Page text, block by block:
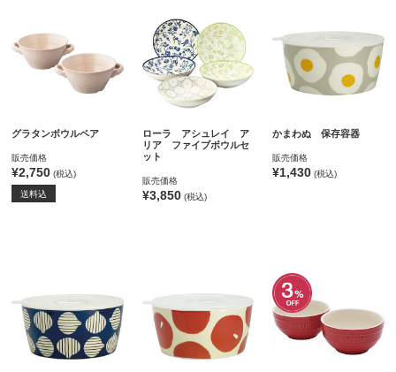
グラタンボウルペア
販売価格
¥2,750 (税込)
送料込
ローラ アシュレイ ア
リア ファイブボウルセ
ット
販売価格
¥3,850(税込)
かまわぬ 保存容器
販売価格
¥1,430 (税込)